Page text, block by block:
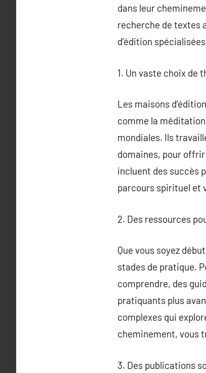
dans leur
recherche de textes
d’édition
1. Un vaste choix de
Les maisons
comme la
mondiales. Ils
domaines, pour
incluent des succès
parcours spirituel et
2. Des ressources
Que vous soyez
stades de pratique.
comprendre, des
pratiquants plus
complexes qui
cheminement, vous
3. Des publications